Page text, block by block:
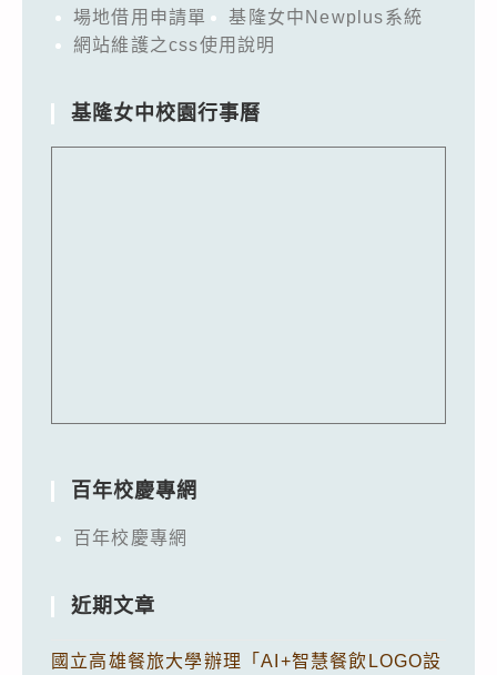
場地借用申請單
基隆女中Newplus系統
網站維護之css使用說明
基隆女中校園行事曆
百年校慶專網
百年校慶專網
近期文章
國立高雄餐旅大學辦理「AI+智慧餐飲LOGO設